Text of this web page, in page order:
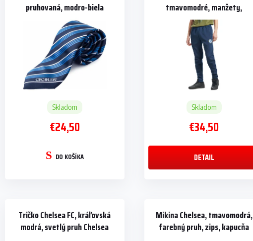
pruhovaná, modro-biela
Skladom
€24,50
DO KOŠÍKA
tmavomodré, manžety,
vrecká
Skladom
€34,50
DETAIL
Tričko Chelsea FC, kráľovská
modrá, svetlý pruh Chelsea
Mikina Chelsea, tmavomodrá,
farebný pruh, zips, kapucňa